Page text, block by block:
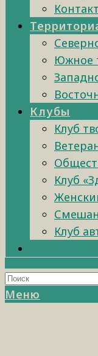
Южное
Клубы
Клуб
Клуб
Клуб
Меню